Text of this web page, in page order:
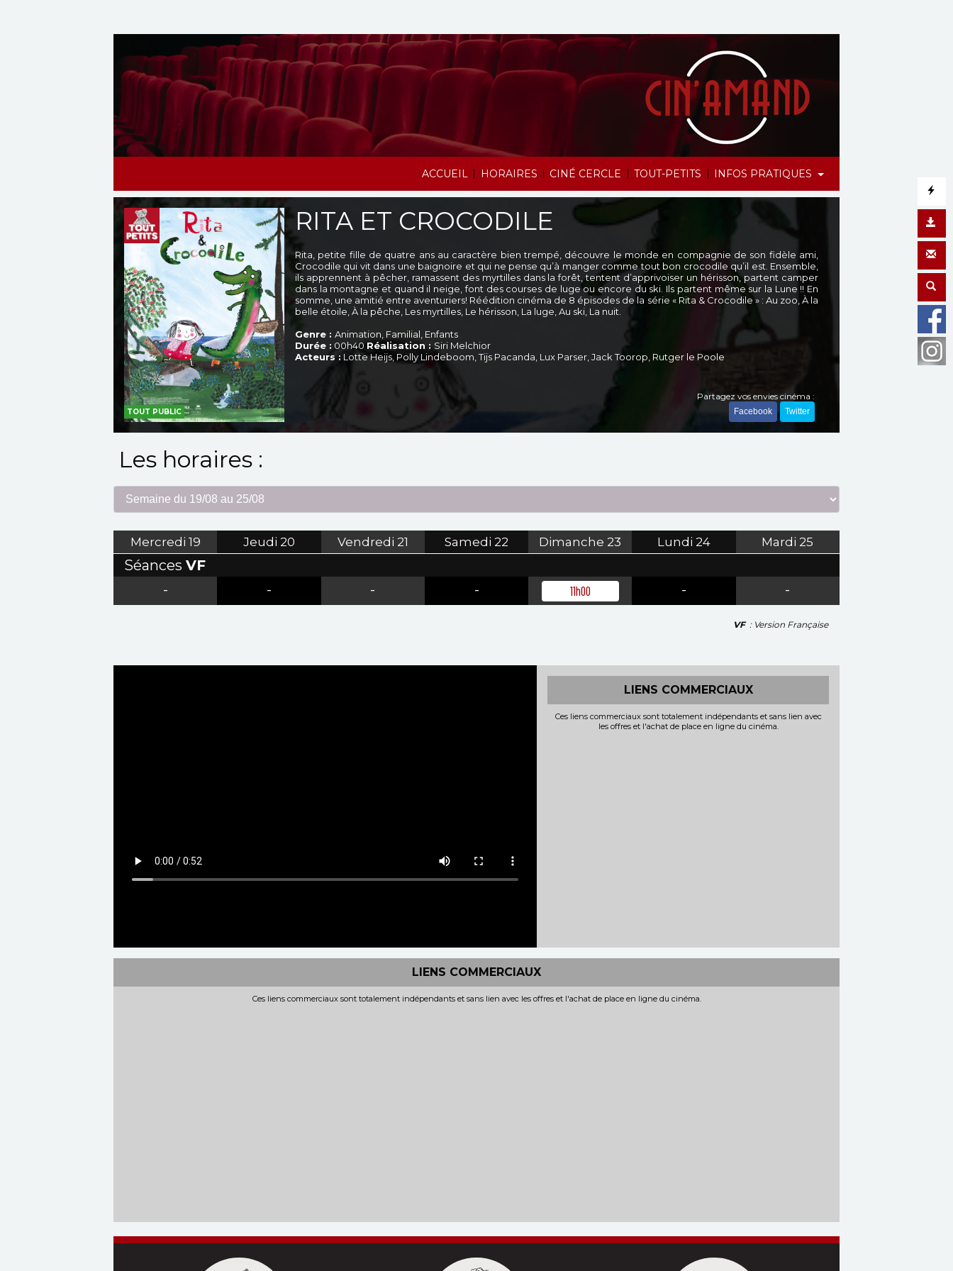
ACCUEIL | HORAIRES | CINÉ CERCLE | TOUT-PETITS | INFOS PRATIQUES
TOUT PUBLIC
RITA ET CROCODILE
Rita, petite fille de quatre ans au caractère bien trempé, découvre le monde en compagnie de son fidèle ami,
Crocodile qui vit dans une baignoire et qui ne pense qu’à manger comme tout bon crocodile qu’il est. Ensemble,
ils apprennent à pêcher, ramassent des myrtilles dans la forêt, tentent d’apprivoiser un hérisson, partent camper
dans la montagne et quand il neige, font des courses de luge ou encore du ski. Ils partent même sur la Lune !! En
somme, une amitié entre aventuriers! Réédition cinéma de 8 épisodes de la série « Rita & Crocodile » : Au zoo, À la
belle étoile, À la pêche, Les myrtilles, Le hérisson, La luge, Au ski, La nuit.
Genre : Animation, Familial, Enfants
Durée : 00h40 Réalisation : Siri Melchior
Acteurs : Lotte Heijs, Polly Lindeboom, Tijs Pacanda, Lux Parser, Jack Toorop, Rutger le Poole
Partagez vos envies cinéma :
Facebook Twitter
Les horaires :
Mercredi 19 Jeudi 20 Vendredi 21 Samedi 22 Dimanche 23 Lundi 24 Mardi 25
Séances VF
-
- - - 11h00 - -
VF : Version Française
LIENS COMMERCIAUX
Ces liens commerciaux sont totalement indépendants et sans lien avec
les offres et l'achat de place en ligne du cinéma.
LIENS COMMERCIAUX
Ces liens commerciaux sont totalement indépendants et sans lien avec les offres et l'achat de place en ligne du cinéma.